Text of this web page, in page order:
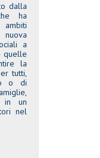
dalla
ha
a
quelle
la
tutti,
o di
in un
nel